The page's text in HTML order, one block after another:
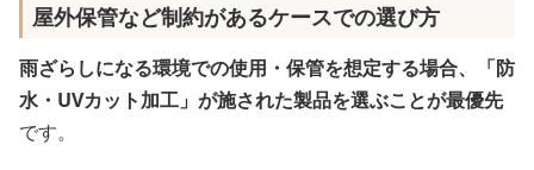
屋外保管など制約があるケースでの選び方
雨ざらしになる環境での使用・保管を想定する場合、「防
水・UVカット加工」が施された製品を選ぶことが最優先
です。